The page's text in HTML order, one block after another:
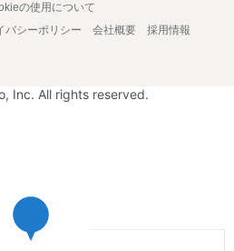
の使用について
バシーポリシー 会社概要
採用情報
Inc. All rights reserved.